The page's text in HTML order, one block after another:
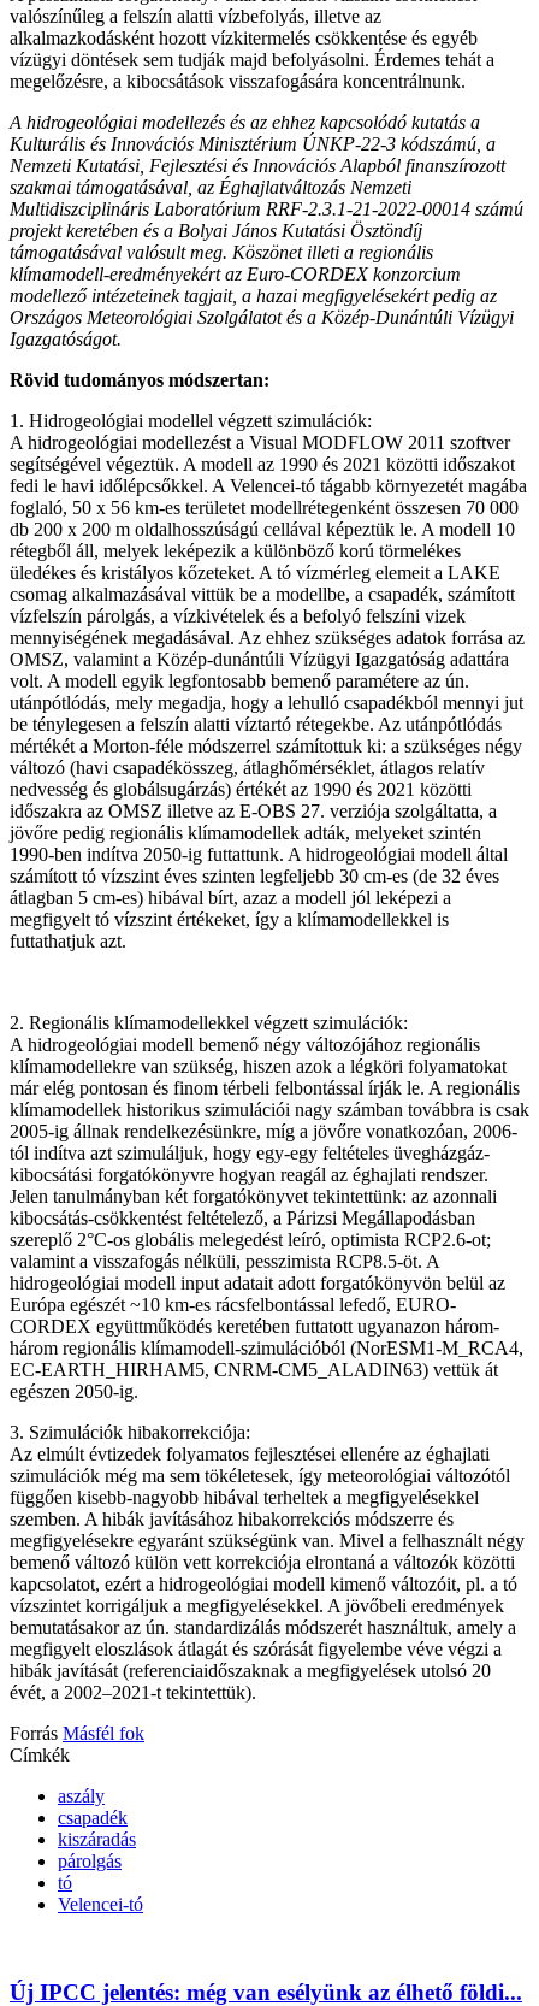
valószínűleg a felszín alatti vízbefolyás, illetve az
alkalmazkodásként hozott vízkitermelés csökkentése és egyéb
vízügyi döntések sem tudják majd befolyásolni. Érdemes tehát a
megelőzésre, a kibocsátások visszafogására koncentrálnunk.
A hidrogeológiai modellezés és az ehhez kapcsolódó kutatás a
Kulturális és Innovációs Minisztérium ÚNKP-22-3 kódszámú, a
Nemzeti Kutatási, Fejlesztési és Innovációs Alapból finanszírozott
szakmai támogatásával, az Éghajlatváltozás Nemzeti
Multidiszciplináris Laboratórium RRF-2.3.1-21-2022-00014 számú
projekt keretében és a Bolyai János Kutatási Ösztöndíj
támogatásával valósult meg. Köszönet illeti a regionális
klímamodell-eredményekért az Euro-CORDEX konzorcium
modellező intézeteinek tagjait, a hazai megfigyelésekért pedig az
Országos Meteorológiai Szolgálatot és a Közép-Dunántúli Vízügyi
Igazgatóságot.
Rövid tudományos módszertan:
1. Hidrogeológiai modellel végzett szimulációk:
A hidrogeológiai modellezést a Visual MODFLOW 2011 szoftver
segítségével végeztük. A modell az 1990 és 2021 közötti időszakot
fedi le havi időlépcsőkkel. A Velencei-tó tágabb környezetét magába
foglaló, 50 x 56 km-es területet modellrétegenként összesen 70 000
db 200 x 200 m oldalhosszúságú cellával képeztük le. A modell 10
rétegből áll, melyek leképezik a különböző korú törmelékes
üledékes és kristályos kőzeteket. A tó vízmérleg elemeit a LAKE
csomag alkalmazásával vittük be a modellbe, a csapadék, számított
vízfelszín párolgás, a vízkivételek és a befolyó felszíni vizek
mennyiségének megadásával. Az ehhez szükséges adatok forrása az
OMSZ, valamint a Közép-dunántúli Vízügyi Igazgatóság adattára
volt. A modell egyik legfontosabb bemenő paramétere az ún.
utánpótlódás, mely megadja, hogy a lehulló csapadékból mennyi jut
be ténylegesen a felszín alatti víztartó rétegekbe. Az utánpótlódás
mértékét a Morton-féle módszerrel számítottuk ki: a szükséges négy
változó (havi csapadékösszeg, átlaghőmérséklet, átlagos relatív
nedvesség és globálsugárzás) értékét az 1990 és 2021 közötti
időszakra az OMSZ illetve az E-OBS 27. verziója szolgáltatta, a
jövőre pedig regionális klímamodellek adták, melyeket szintén
1990-ben indítva 2050-ig futtattunk. A hidrogeológiai modell által
számított tó vízszint éves szinten legfeljebb 30 cm-es (de 32 éves
átlagban 5 cm-es) hibával bírt, azaz a modell jól leképezi a
megfigyelt tó vízszint értékeket, így a klímamodellekkel is
futtathatjuk azt.
2. Regionális klímamodellekkel végzett szimulációk:
A hidrogeológiai modell bemenő négy változójához regionális
klímamodellekre van szükség, hiszen azok a légköri folyamatokat
már elég pontosan és finom térbeli felbontással írják le. A regionális
klímamodellek historikus szimulációi nagy számban továbbra is csak
2005-ig állnak rendelkezésünkre, míg a jövőre vonatkozóan, 2006-
tól indítva azt szimuláljuk, hogy egy-egy feltételes üvegházgáz-
kibocsátási forgatókönyvre hogyan reagál az éghajlati rendszer.
Jelen tanulmányban két forgatókönyvet tekintettünk: az azonnali
kibocsátás-csökkentést feltételező, a Párizsi Megállapodásban
szereplő 2°C-os globális melegedést leíró, optimista RCP2.6-ot;
valamint a visszafogás nélküli, pesszimista RCP8.5-öt. A
hidrogeológiai modell input adatait adott forgatókönyvön belül az
Európa egészét ~10 km-es rácsfelbontással lefedő, EURO-
CORDEX együttműködés keretében futtatott ugyanazon három-
három regionális klímamodell-szimulációból (NorESM1-M_RCA4,
EC-EARTH_HIRHAM5, CNRM-CM5_ALADIN63) vettük át
egészen 2050-ig.
3. Szimulációk hibakorrekciója:
Az elmúlt évtizedek folyamatos fejlesztései ellenére az éghajlati
szimulációk még ma sem tökéletesek, így meteorológiai változótól
függően kisebb-nagyobb hibával terheltek a megfigyelésekkel
szemben. A hibák javításához hibakorrekciós módszerre és
megfigyelésekre egyaránt szükségünk van. Mivel a felhasznált négy
bemenő változó külön vett korrekciója elrontaná a változók közötti
kapcsolatot, ezért a hidrogeológiai modell kimenő változóit, pl. a tó
vízszintet korrigáljuk a megfigyelésekkel. A jövőbeli eredmények
bemutatásakor az ún. standardizálás módszerét használtuk, amely a
megfigyelt eloszlások átlagát és szórását figyelembe véve végzi a
hibák javítását (referenciaidőszaknak a megfigyelések utolsó 20
évét, a 2002‒2021-t tekintettük).
Forrás Másfél fok
Címkék
aszály
csapadék
kiszáradás
párolgás
tó
Velencei-tó
Új IPCC jelentés: még van esélyünk az élhető földi...